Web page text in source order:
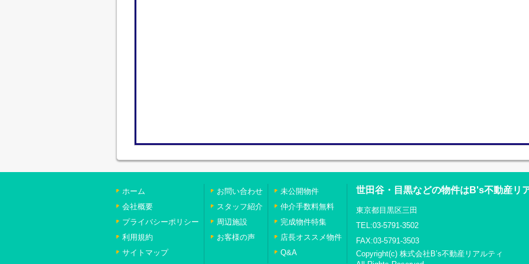
ホーム
会社概要
プライバシーポリシー
利用規約
サイトマップ
お問い合わせ
スタッフ紹介
周辺施設
お客様の声
未公開物件
仲介手数料無料
完成物件特集
店長オススメ物件
Q&A
世田谷・目黒などの物件はB's不動産リ
東京都目黒区三田
TEL:03-5791-3502
FAX:03-5791-3503
Copyright(c) 株式会社B’s不動産リアルティ